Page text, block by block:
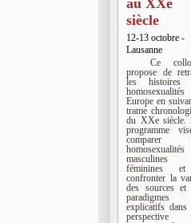
siècle
12-13 octobre -
Lausanne
Ce
propose de
les histoires
Europe en
trame
du XXe siècle.
programme
comparer
homosexualités
féminines
confronter la
des sources et
paradigmes
explicatifs dans
perspective